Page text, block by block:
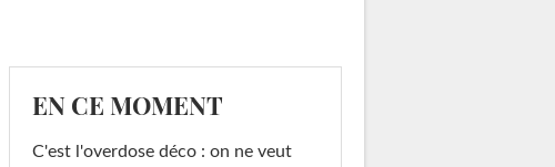
EN CE MOMENT
C'est l'overdose déco : on ne veut